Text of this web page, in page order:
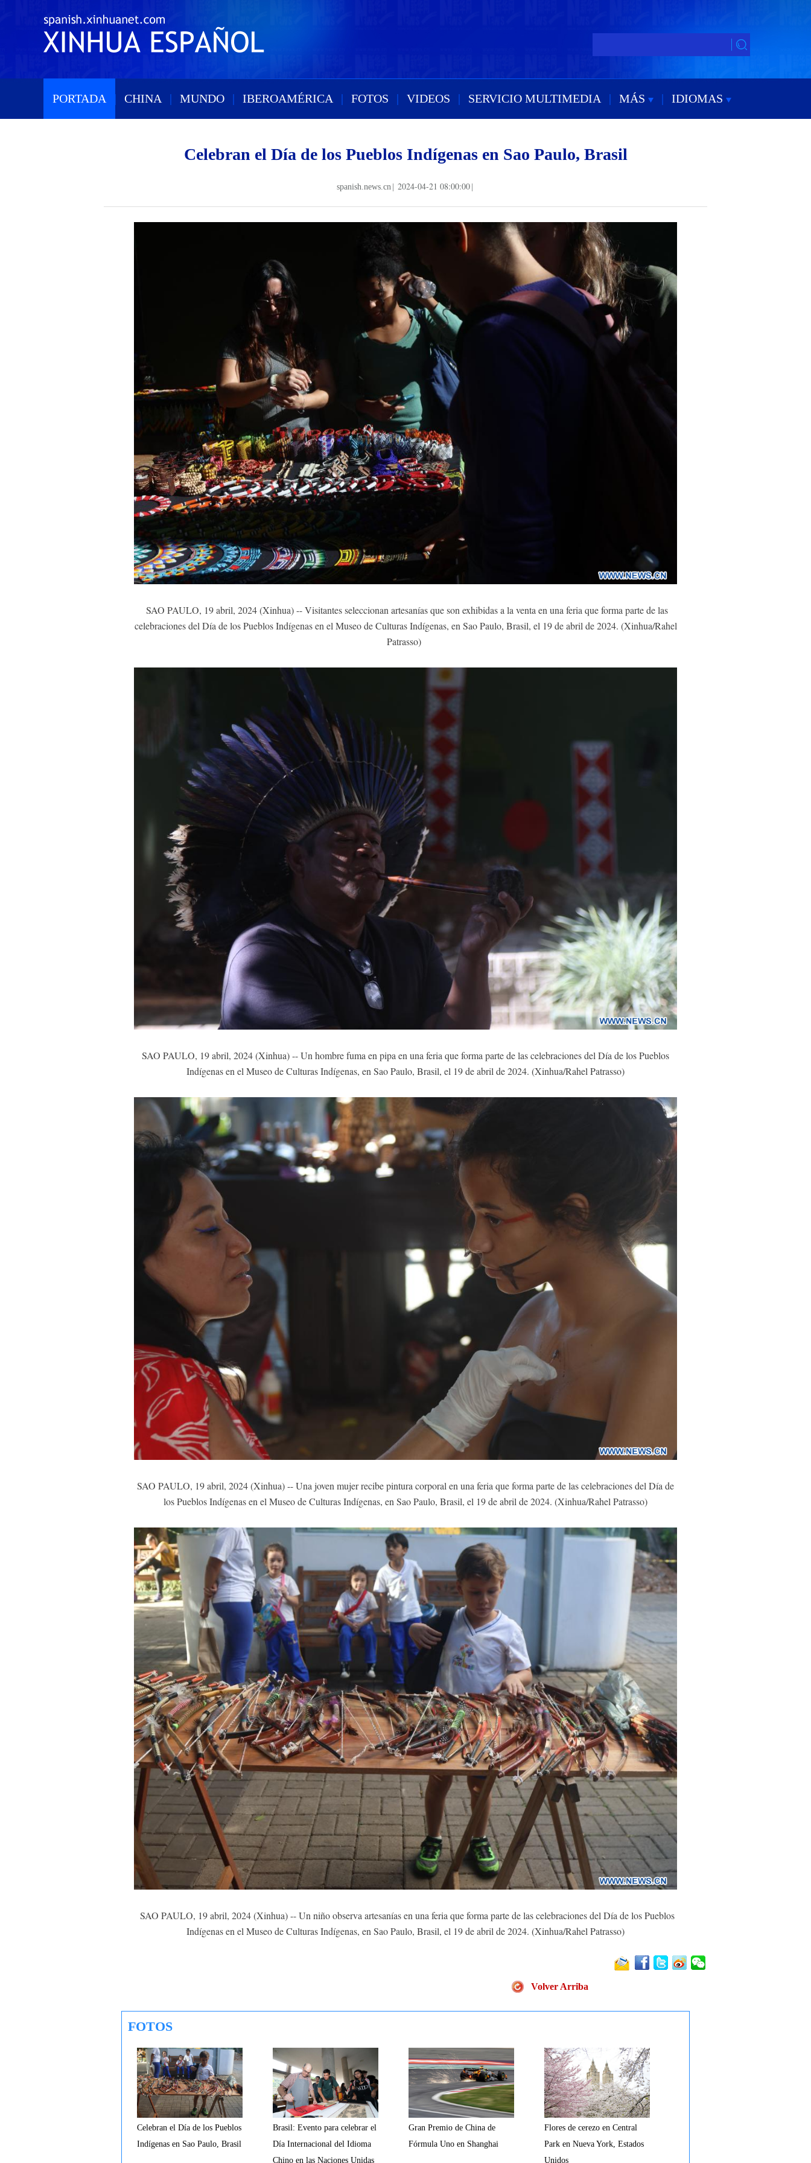
PORTADA | CHINA | MUNDO | IBEROAMÉRICA | FOTOS | VIDEOS | SERVICIO MULTIMEDIA | MÁS | IDIOMAS
Celebran el Día de los Pueblos Indígenas en Sao Paulo, Brasil
spanish.news.cn 2024-04-21 08:00:00
SAO PAULO, 19 abril, 2024 (Xinhua) -- Visitantes seleccionan artesanías que son exhibidas a la venta en una feria que forma parte de las
celebraciones del Día de los Pueblos Indígenas en el Museo de Culturas Indígenas, en Sao Paulo, Brasil, el 19 de abril de 2024. (Xinhua/Rahel
Patrasso)
SAO PAULO, 19 abril, 2024 (Xinhua) -- Un hombre fuma en pipa en una feria que forma parte de las celebraciones del Día de los Pueblos
Indígenas en el Museo de Culturas Indígenas, en Sao Paulo, Brasil, el 19 de abril de 2024. (Xinhua/Rahel Patrasso)
SAO PAULO, 19 abril, 2024 (Xinhua) -- Una joven mujer recibe pintura corporal en una feria que forma parte de las celebraciones del Día de
los Pueblos Indígenas en el Museo de Culturas Indígenas, en Sao Paulo, Brasil, el 19 de abril de 2024. (Xinhua/Rahel Patrasso)
SAO PAULO, 19 abril, 2024 (Xinhua) -- Un niño observa artesanías en una feria que forma parte de las celebraciones del Día de los Pueblos
Indígenas en el Museo de Culturas Indígenas, en Sao Paulo, Brasil, el 19 de abril de 2024. (Xinhua/Rahel Patrasso)
Volver Arriba
FOTOS
Celebran el Día de los Pueblos
Indígenas en Sao Paulo, Brasil
Brasil: Evento para celebrar el
Día Internacional del Idioma
Chino en las Naciones Unidas
Gran Premio de China de
Fórmula Uno en Shanghai
Flores de cerezo en Central
Park en Nueva York, Estados
Unidos